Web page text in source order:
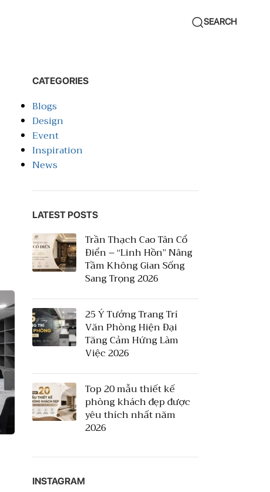
SEARCH
CATEGORIES
Blogs
Design
Event
Inspiration
News
LATEST POSTS
Trần Thạch Cao Tân Cổ
Điển – “Linh Hồn” Nâng
Tầm Không Gian Sống
Sang Trọng 2026
25 Ý Tưởng Trang Trí
Văn Phòng Hiện Đại
Tăng Cảm Hứng Làm
Việc 2026
Top 20 mẫu thiết kế
phòng khách đẹp được
yêu thích nhất năm
2026
INSTAGRAM